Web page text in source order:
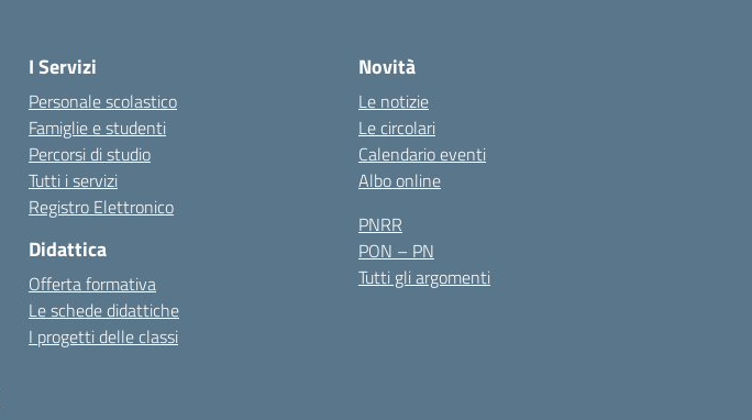
I Servizi
Personale scolastico
Famiglie e studenti
Percorsi di studio
Tutti i servizi
Registro Elettronico
Didattica
Offerta formativa
Le schede didattiche
I progetti delle classi
Novità
Le notizie
Le circolari
Calendario eventi
Albo online
PNRR
PON – PN
Tutti gli argomenti